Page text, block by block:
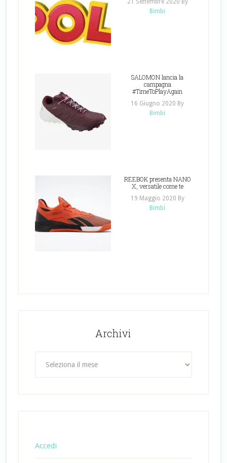
Bimbi
SALOMON lancia la
campagna
#TimeToPlayAgain
16 Giugno 2020 By
Bimbi
REEBOK presenta NANO
X, versatile come te
19 Maggio 2020 By
Bimbi
Archivi
Accedi